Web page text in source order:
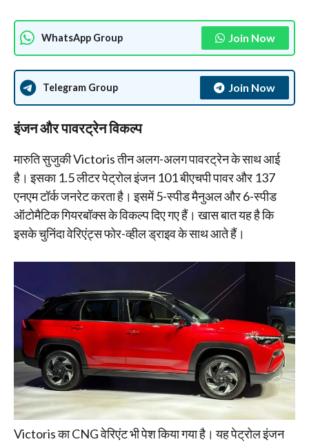
WhatsApp Group Join Now
Telegram Group Join Now
इंजन और पावरट्रेन विकल्प
मारुति सुजुकी Victoris तीन अलग-अलग पावरट्रेन के साथ आई
है। इसका 1.5 लीटर पेट्रोल इंजन 101 बीएचपी पावर और 137
एनएम टॉर्क जनरेट करता है। इसमें 5-स्पीड मैनुअल और 6-स्पीड
ऑटोमैटिक गियरबॉक्स के विकल्प दिए गए हैं। खास बात यह है कि
इसके चुनिंदा वेरिएंट्स फोर-व्हील ड्राइव के साथ आते हैं।
Victoris का CNG वेरिएंट भी पेश किया गया है। यह पेट्रोल इंजन